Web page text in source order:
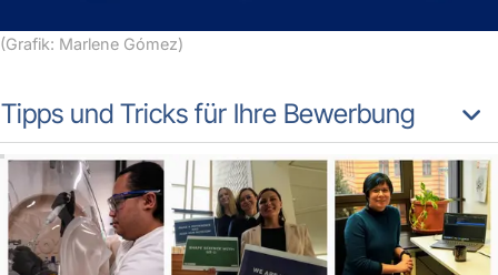
(Grafik: Marlene Gómez)
Tipps und Tricks für Ihre Bewerbung